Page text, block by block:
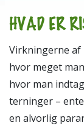
HVAD ER
Virkningerne af
hvor meget
hvor man
terninger –
en alvorlig